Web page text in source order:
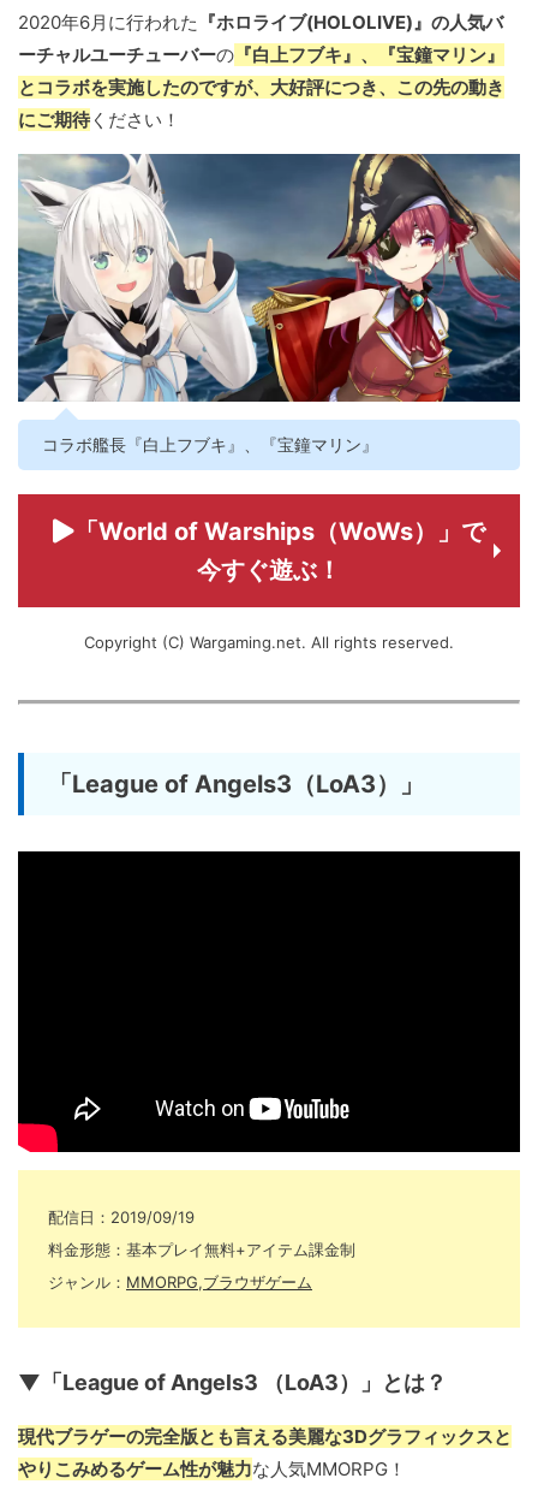
2020年6月に行われた 『ホロライブ(HOLOLIVE)』の人気バ
ーチャルユーチューバーの 『白上フブキ』、『宝鐘マリン』
とコラボを実施したのですが、大好評につき、この先の動き
にご期待ください！
コラボ艦長『白上フブキ』、『宝鐘マリン』
「World of Warships（WoWs）」で
今すぐ遊ぶ！
Copyright (C) Wargaming.net. All rights reserved.
「League of Angels3（LoA3）」
配信日：2019/09/19
料金形態：基本プレイ無料+アイテム課金制
ジャンル： MMORPG,ブラウザゲーム
▼「League of Angels3 （LoA3）」とは？
現代ブラゲーの完全版とも言える美麗な3Dグラフィックスと
やりこみめるゲーム性が魅力な人気MMORPG！